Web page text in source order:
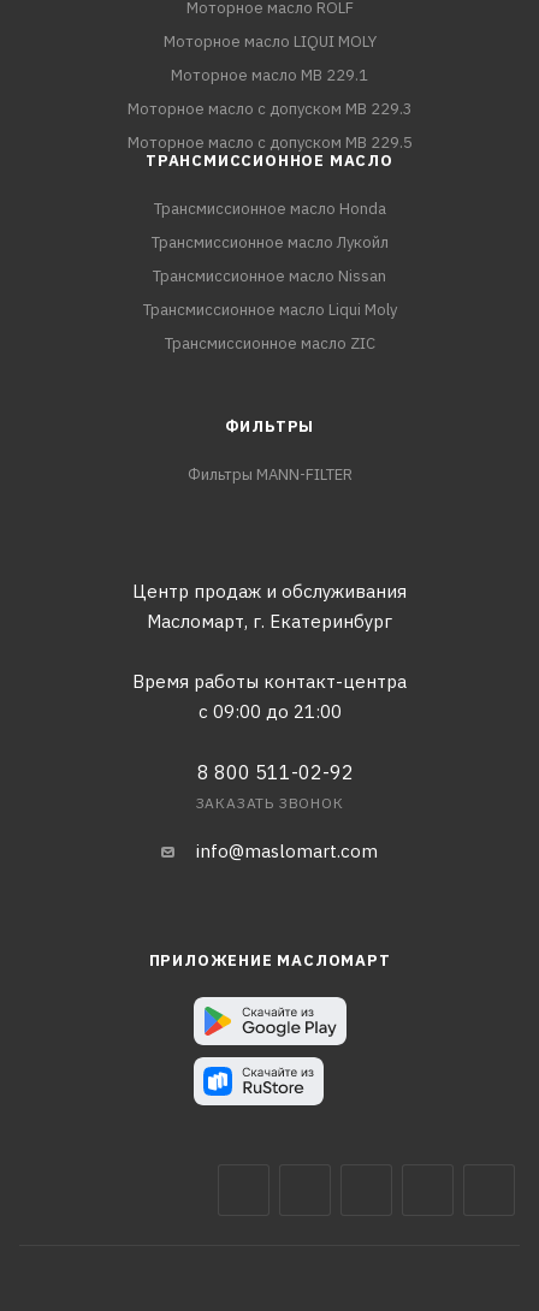
Моторное масло ROLF
Моторное масло LIQUI MOLY
Моторное масло MB 229.1
Моторное масло с допуском MB 229.3
Моторное масло с допуском MB 229.5
ТРАНСМИССИОННОЕ МАСЛО
Трансмиссионное масло Honda
Трансмиссионное масло Лукойл
Трансмиссионное масло Nissan
Трансмиссионное масло Liqui Moly
Трансмиссионное масло ZIC
ФИЛЬТРЫ
Фильтры MANN-FILTER
Центр продаж и обслуживания
Масломарт, г. Екатеринбург
Время работы контакт-центра
с 09:00 до 21:00
8 800 511-02-92
ЗАКАЗАТЬ ЗВОНОК
info@maslomart.com
ПРИЛОЖЕНИЕ МАСЛОМАРТ